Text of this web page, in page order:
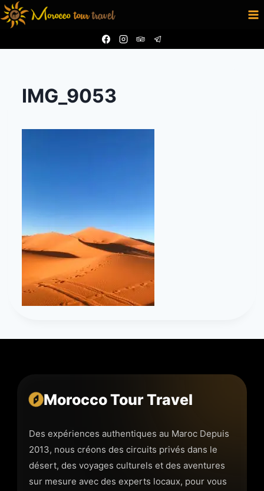
Aller
au
IMG_9053
Morocco Tour Travel
Des expériences authentiques au Maroc Depuis
2013, nous créons des circuits privés dans le
désert, des voyages culturels et des aventures
sur mesure avec des experts locaux, pour vous